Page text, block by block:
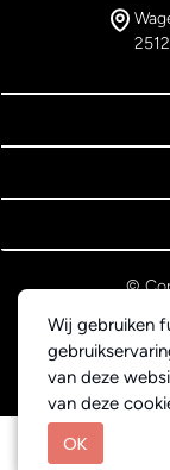
Wij gebruiken
van deze
van deze
OK
©